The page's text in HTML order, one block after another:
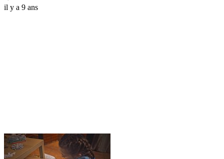
il y a 9 ans